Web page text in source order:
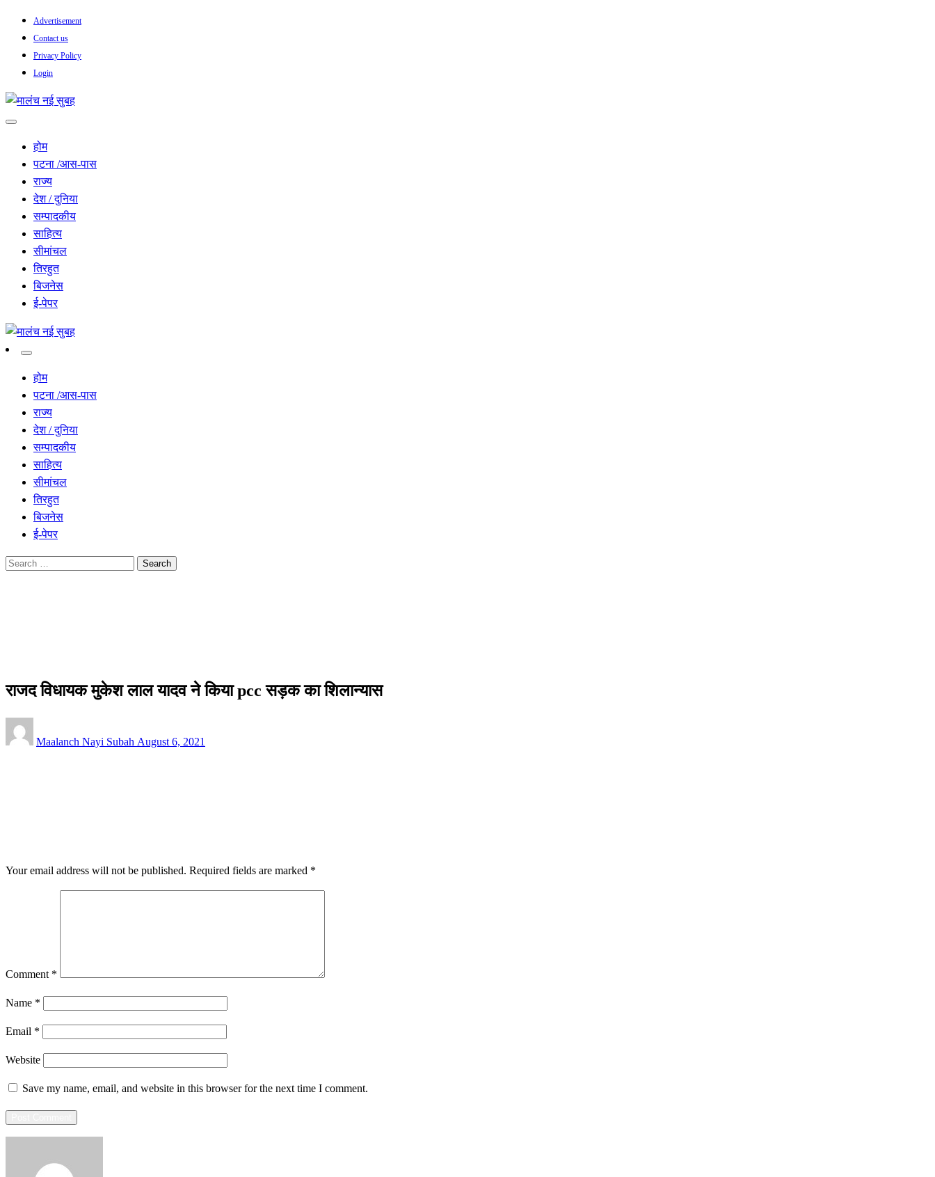
Skip
content
Advertisement
Contact us
Privacy Policy
Login
मालंच नई सुबह
होम
पटना /आस-पास
राज्य
देश / दुनिया
सम्पादकीय
साहित्य
सीमांचल
तिरहुत
बिजनेस
ई-पेपर
मालंच नई सुबह
होम
पटना /आस-पास
राज्य
देश / दुनिया
सम्पादकीय
साहित्य
सीमांचल
तिरहुत
बिजनेस
ई-पेपर
Search
राजद विधायक मुकेश लाल यादव ने किया pcc सड़क का शिलान्यास
Maalanch Nayi Subah on
August 6, 2021
Your email address will not be published. Required fields are marked *
Comment *
Name *
Email *
Website
Save my name, email, and website in this browser for the next time I comment.